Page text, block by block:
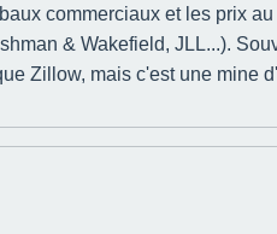
commerciaux et les prix
& Wakefield, JLL...).
Zillow, mais c'est une mine